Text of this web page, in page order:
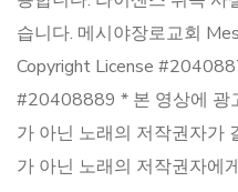
습니다. 메시야장로교회
Copyright License
#20408889 * 본 영상에 광
가 아닌 노래의 저작권자가
가 아닌 노래의 저작권자에